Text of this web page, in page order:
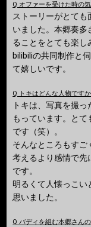
Q オファーを受けた時の
ストーリーがとても
いました。本郷奏多
ることをとても楽し
bilibiliの共同制作と
て嬉しいです。
Q トキはどんな人物です
トキは、写真を撮
もっています。とて
です（笑）。
そんなところもす
考えるより感情で先
です。
明るくて人懐っこい
思いました。
Q バディを組む本郷さん